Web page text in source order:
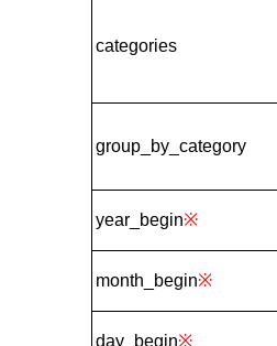
categories
group_by_category
year_begin※
month_begin※
day_begin※